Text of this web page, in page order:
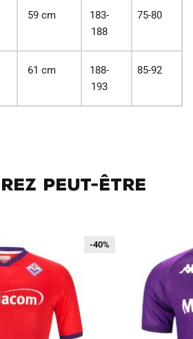
59 cm
183-
188
75-80
61 cm
188-
193
85-92
peut-être
-40%
-40%